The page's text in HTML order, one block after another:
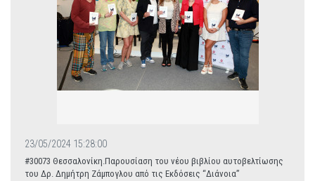
23/05/2024 15:28:00
#30073 Θεσσαλονίκη.Παρουσίαση του νέου βιβλίου αυτοβελτίωσης
του Δρ. Δημήτρη Ζάμπογλου από τις Εκδόσεις “Διάνοια”